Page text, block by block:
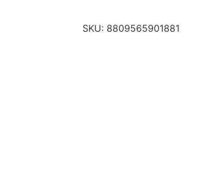
SKU: 8809565901881